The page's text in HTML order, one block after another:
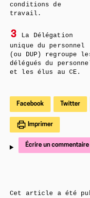
conditions de
travail.
3
La Délégation
unique du personnel
(ou DUP) regroupe
délégués du
et les élus au CE.
Facebook Twitter
Imprimer
Écrire un commentaire
Cet article a été